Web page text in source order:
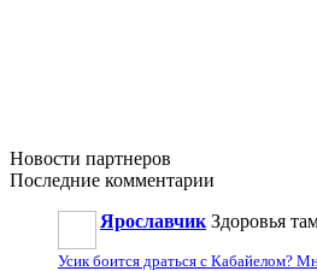
Новости партнеров
Последние комментарии
Ярославчик Здоровья
Усик боится драться с Кабайелом?